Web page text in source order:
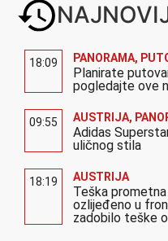
18:09 PANORAMA,
Planirate
pogledajte ove
09:55 AUSTRIJA,
Adidas
uličnog stila
18:19 AUSTRIJA
Teška
ozlijeđeno u
zadobilo teške